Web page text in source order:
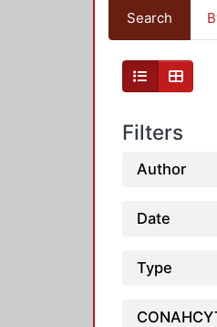
Search
Filters
Author
Date
Type